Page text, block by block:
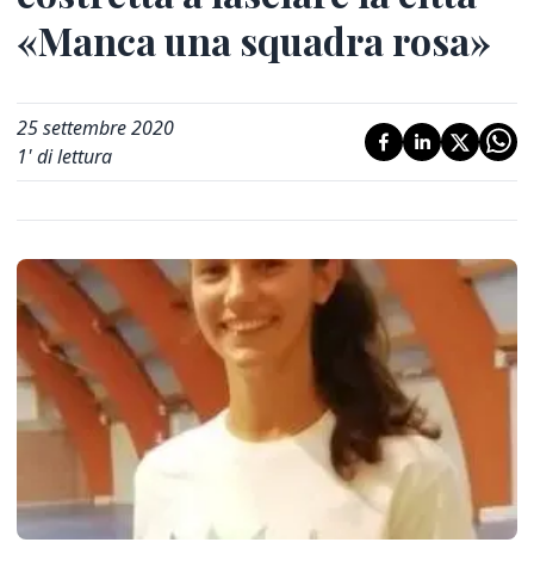
«Manca una squadra rosa»
25 settembre 2020
1' di lettura